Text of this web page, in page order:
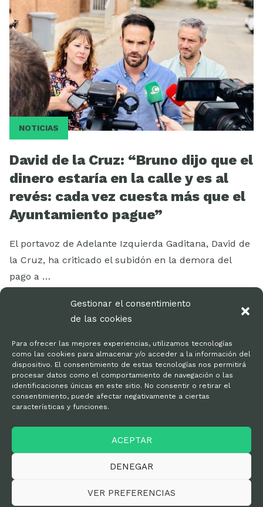
Gestionar el consentimiento
de las cookies
Para ofrecer las mejores experiencias, utilizamos tecnologías
como las cookies para almacenar y/o acceder a la información del
dispositivo. El consentimiento de estas tecnologías nos permitirá
procesar datos como el comportamiento de navegación o las
identificaciones únicas en este sitio. No consentir o retirar el
consentimiento, puede afectar negativamente a ciertas
características y funciones.
ACEPTAR
DENEGAR
VER PREFERENCIAS
NOTICIAS
David de la Cruz: “Bruno dijo que el
dinero estaría en la calle y es al
revés: cada vez cuesta más que el
Ayuntamiento pague”
El portavoz de Adelante Izquierda Gaditana, David de
la Cruz, ha criticado el subidón en la demora del
pago a …
Política de privacidad
© Adelante Andalucía Cádiz 2025